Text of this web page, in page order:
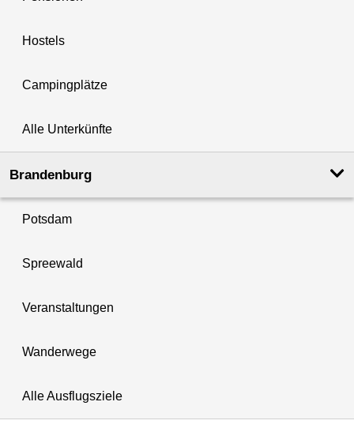
Hostels
Campingplätze
Alle Unterkünfte
Brandenburg
Potsdam
Spreewald
Veranstaltungen
Wanderwege
Alle Ausflugsziele